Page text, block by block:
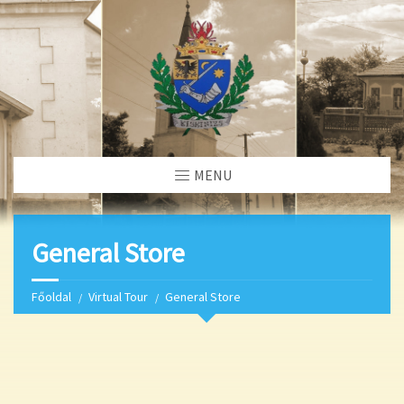
MENU
General Store
Főoldal Virtual Tour General Store